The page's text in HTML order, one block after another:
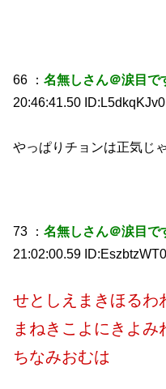
66 ：名無しさん＠涙目で
20:46:41.50
やっぱりチョンは正気じ
73 ：名無しさん＠涙目で
21:02:00.59
せとしえまきほるわ
まねきこよにきよ
ちなみおむは